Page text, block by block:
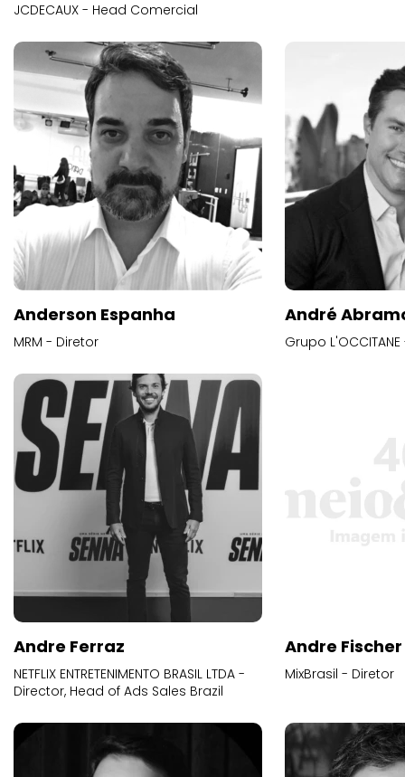
JCDECAUX - Head Comercial
Anderson Espanha
MRM - Diretor
André
Grupo
Andre Ferraz
NETFLIX ENTRETENIMENTO BRASIL LTDA -
Director, Head of Ads Sales Brazil
Andre Fischer
MixBrasil - Diretor